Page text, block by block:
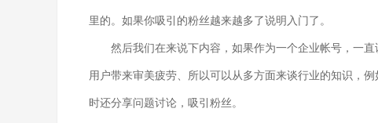
里的。如果你吸引的粉丝越来越多了说明入门了。
然后我们在来说下内容，如果作为一个企业帐号，一
用户带来审美疲劳、所以可以从多方面来谈行业的知识，
时还分享问题讨论，吸引粉丝。